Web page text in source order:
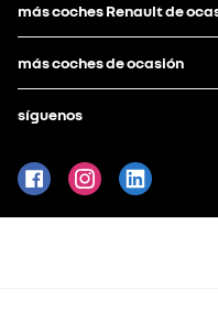
más coches Renault de
más coches de ocasión
síguenos